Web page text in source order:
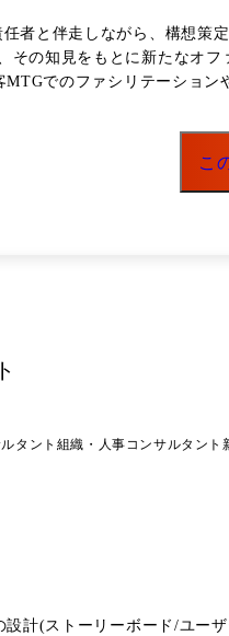
りの思考特性や強みを理解
者と伴走しながら、構想
に新たなオファリングや事業創出
MTGでのファシリテーシ
門を巻き込みながら、現
インサイトに対し、UI/UX
案件を担うコンサルタン
、将来的にはホールディングス全
や挑戦したいことについて相談でき
こ
タント 組織・人事コンサルタント
計(ストーリーボード/ユ